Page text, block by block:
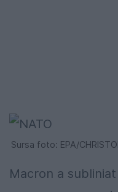
Sursa foto: EPA/
Macron a